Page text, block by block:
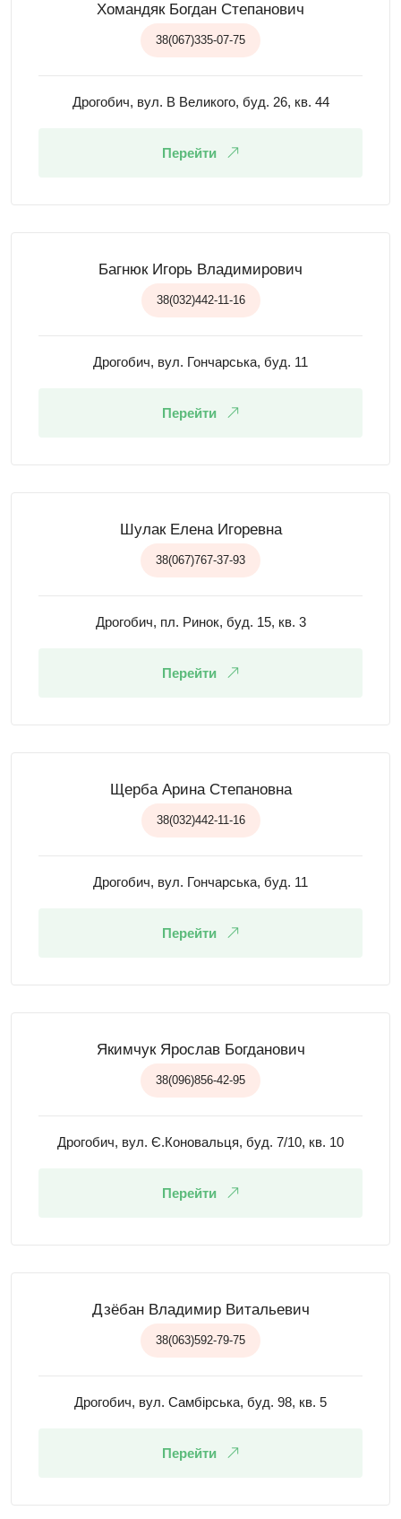
Хомандяк Богдан Степанович
38(067)335-07-75
Дрогобич, вул. В Великого, буд. 26, кв. 44
Перейти
Багнюк Игорь Владимирович
38(032)442-11-16
Дрогобич, вул. Гончарська, буд. 11
Перейти
Шулак Елена Игоревна
38(067)767-37-93
Дрогобич, пл. Ринок, буд. 15, кв. 3
Перейти
Щерба Арина Степановна
38(032)442-11-16
Дрогобич, вул. Гончарська, буд. 11
Перейти
Якимчук Ярослав Богданович
38(096)856-42-95
Дрогобич, вул. Є.Коновальця, буд. 7/10, кв. 10
Перейти
Дзёбан Владимир Витальевич
38(063)592-79-75
Дрогобич, вул. Самбірська, буд. 98, кв. 5
Перейти